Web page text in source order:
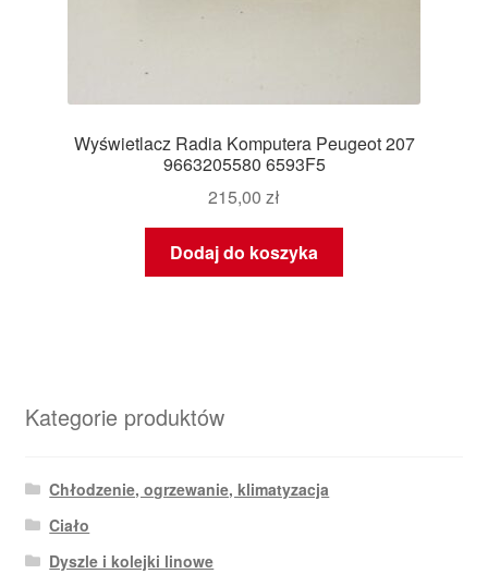
Wyświetlacz Radia Komputera Peugeot 207
9663205580 6593F5
215,00 zł
Dodaj do koszyka
Kategorie produktów
Chłodzenie, ogrzewanie, klimatyzacja
Ciało
Dyszle i kolejki linowe